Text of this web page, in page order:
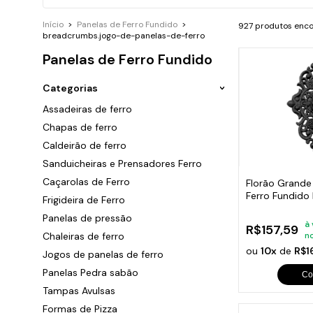
Início > Panelas de Ferro Fundido >
breadcrumbs.jogo-de-panelas-de-ferro
Panelas de Ferro Fundido
Categorias
Assadeiras de ferro
Chapas de ferro
Caldeirão de ferro
Sanduicheiras e Prensadores Ferro
Caçarolas de Ferro
Frigideira de Ferro
Panelas de pressão
Chaleiras de ferro
Jogos de panelas de ferro
Panelas Pedra sabão
Tampas Avulsas
Formas de Pizza
927 produtos
Florão
Ferro
R$157,59
à
ou10x de